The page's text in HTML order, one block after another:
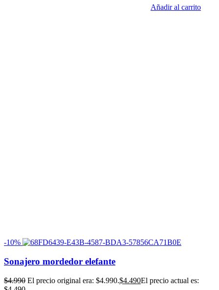
Añadir al carrito
-10%
Sonajero mordedor elefante
$4.990 El precio original era: $4.990.$4.490El precio actual es: